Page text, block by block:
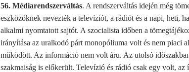
56. Médiarendszerváltás. A rendszerváltás idején még
eszközöknek nevezték a televíziót, a rádiót és a napi, heti,
alkalmi nyomtatott sajtót. A szocialista időben a
irányítása az uralkodó párt monopóliuma volt és nem piaci
működött. Az információ nem volt áru. Az utolsó
szakmaiság is előkerült. Televízió és rádió csak egy volt, az